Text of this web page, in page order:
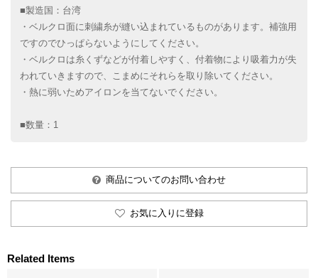
■製造国：台湾
・ベルクロ面に刺繍糸が縫い込まれているものがあります。補強用
ですのでひっぱらないようにしてください。
・ベルクロは糸くずなどが付着しやすく、付着物により吸着力が失
われていきますので、こまめにそれらを取り除いてください。
・熱に弱いためアイロンを当てないでください。
■数量：1
商品についてのお問い合わせ
お気に入りに登録
Related Items